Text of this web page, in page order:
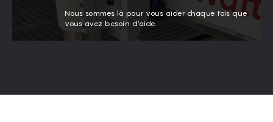
Nous sommes là pour vous aider chaque fois que
vous avez besoin d'aide.